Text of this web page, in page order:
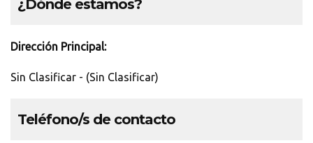
¿Dónde estamos?
Dirección Principal:
Sin Clasificar - (Sin Clasificar)
Teléfono/s de contacto